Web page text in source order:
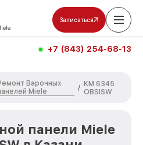
Записаться
+7 (843) 254-68-13
Варочных
Miele
/ KM 6345
OBSISW
панели Miele